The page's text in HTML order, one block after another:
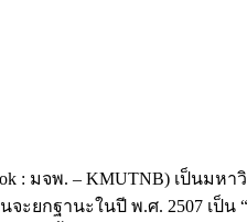
: มจพ. – KMUTNB) เป็นมห
ะยกฐานะในปี พ.ศ. 2507 เป็